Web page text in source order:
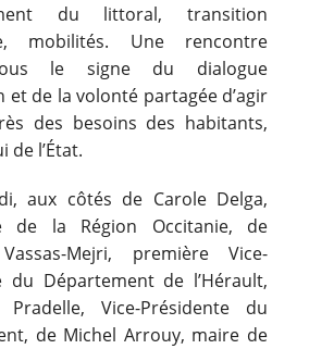
du littoral, transition
mobilités. Une rencontre
le signe du dialogue
et de la volonté partagée d’agir
des besoins des habitants,
de l’État.
aux côtés de Carole Delga,
de la Région Occitanie, de
Mejri, première Vice-
du Département de l’Hérault,
Vice-Présidente du
de Michel Arrouy, maire de